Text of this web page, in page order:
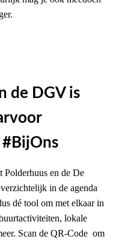
de DGV is
Polderhuus en de De
in de agenda
dé tool om met elkaar in
lokale
Scan de QR-Code om